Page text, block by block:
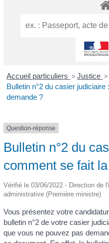
Accueil particuliers > Justice >
Bulletin n°2 du casier
demande ?
Question-réponse
Bulletin n°2 du
comment se fait
Vérifié le 03/06/2022 - Direction de
administrative (Première ministre)
Vous présentez votre
bulletin n°2 de votre casier
que vous ne pouvez pas